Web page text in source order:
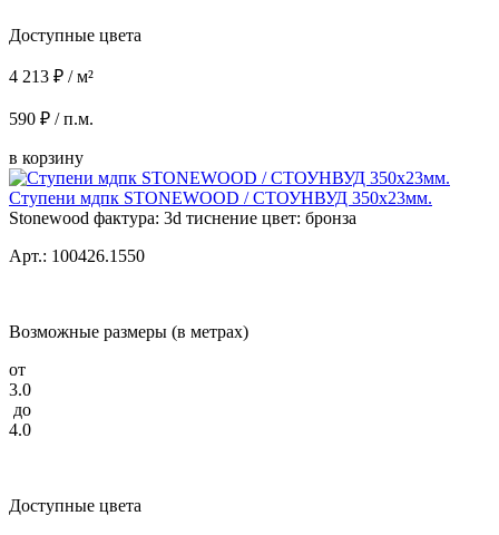
Доступные цвета
4 213 ₽ / м²
590 ₽ / п.м.
в корзину
Ступени мдпк STONEWOOD / СТОУНВУД 350x23мм.
Stonewood фактура: 3d тиснение цвет: бронза
Арт.: 100426.1550
Возможные размеры (в метрах)
от
3.0
до
4.0
Доступные цвета